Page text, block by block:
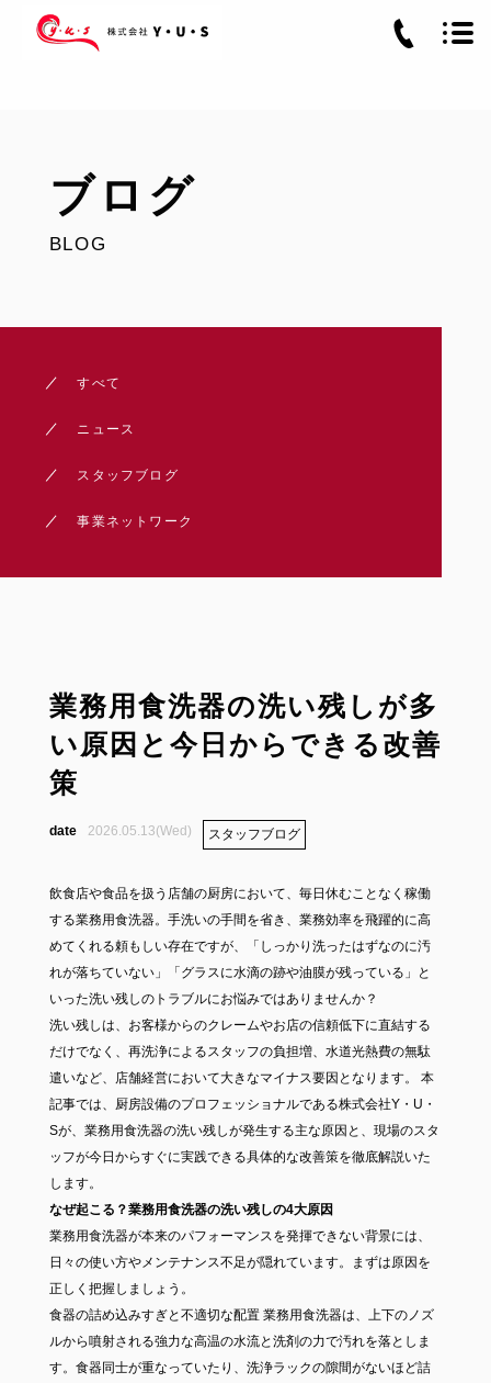
ブログ
BLOG
すべて
ニュース
スタッフブログ
事業ネットワーク
業務用食洗器の洗い残しが多
い原因と今日からできる改善
策
2026.05.13(Wed) スタッフブログ
飲食店や食品を扱う店舗の厨房において、毎日休むことなく稼働
する業務用食洗器。手洗いの手間を省き、業務効率を飛躍的に高
めてくれる頼もしい存在ですが、「しっかり洗ったはずなのに汚
れが落ちていない」「グラスに水滴の跡や油膜が残っている」と
いった洗い残しのトラブルにお悩みではありませんか？
洗い残しは、お客様からのクレームやお店の信頼低下に直結する
だけでなく、再洗浄によるスタッフの負担増、水道光熱費の無駄
遣いなど、店舗経営において大きなマイナス要因となります。 本
記事では、厨房設備のプロフェッショナルである株式会社Y・U・
Sが、業務用食洗器の洗い残しが発生する主な原因と、現場のスタ
ッフが今日からすぐに実践できる具体的な改善策を徹底解説いた
します。
なぜ起こる？業務用食洗器の洗い残しの4大原因
業務用食洗器が本来のパフォーマンスを発揮できない背景には、
日々の使い方やメンテナンス不足が隠れています。まずは原因を
正しく把握しましょう。
食器の詰め込みすぎと不適切な配置 業務用食洗器は、上下のノズ
ルから噴射される強力な高温の水流と洗剤の力で汚れを落としま
す。食器同士が重なっていたり、洗浄ラックの隙間がないほど詰